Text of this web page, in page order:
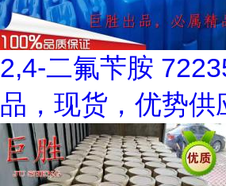
2,4-二氟苄胺
品，现货，优势供